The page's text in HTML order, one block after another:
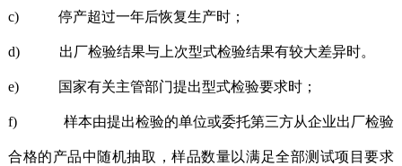
c) 停产超过一年后恢复生产时；
d) 出厂检验结果与上次型式检验结果有较大差异时。
e) 国家有关主管部门提出型式检验要求时；
f) 样本由提出检验的单位或委托第三方从企业出厂检验
合格的产品中随机抽取，样品数量以满足全部测试项目要求